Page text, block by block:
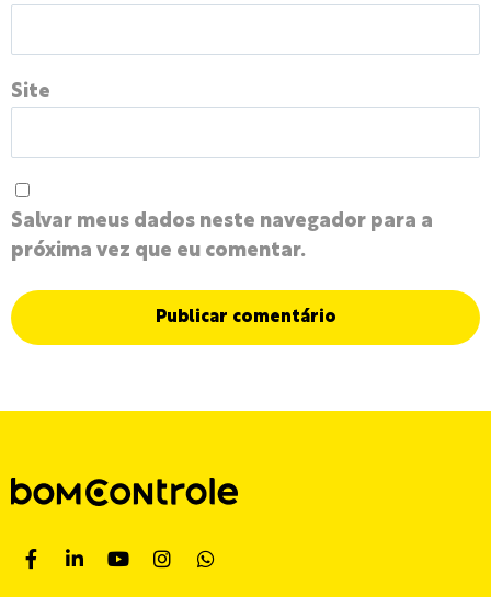
Site
Salvar meus dados neste navegador para a
próxima vez que eu comentar.